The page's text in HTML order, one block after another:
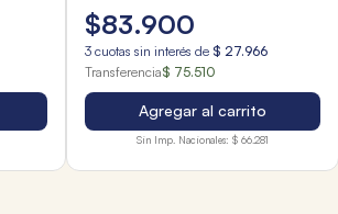
$83.900
3 cuotas sin interés de $ 27.966
Transferencia$ 75.510
Agregar al carrito
Sin Imp. Nacionales: $ 66.281